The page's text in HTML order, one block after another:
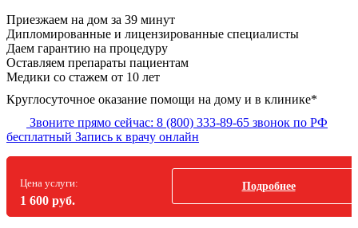
Приезжаем на дом за 39 минут
Дипломированные и лицензированные специалисты
Даем гарантию на процедуру
Оставляем препараты пациентам
Медики со стажем от 10 лет
Круглосуточное оказание помощи на дому и в клинике*
Звоните прямо сейчас: 8 (800) 333-89-65 звонок по РФ
бесплатный Запись к врачу онлайн
Цена услуги:
1 600 руб.
Подробнее